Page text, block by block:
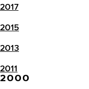
2017
2015
2013
2011
2000